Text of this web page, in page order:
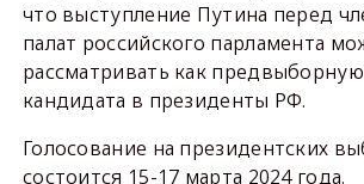
что выступление Путина перед
палат российского парламента
рассматривать как
кандидата в президенты РФ.
Голосование на президентских
состоится 15-17 марта 2024 года.